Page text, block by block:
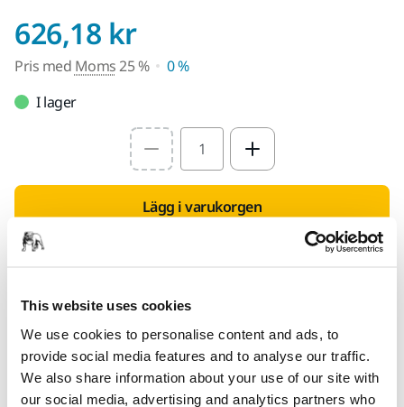
This website uses cookies
We use cookies to personalise content and ads, to
provide social media features and to analyse our traffic.
We also share information about your use of our site with
our social media, advertising and analytics partners who
626,18 krPris med Moms 25
Pris med Moms25 %
0 %
I lager
Select quantity value
Lägg i varukorgen
TILLHANDAHÅLLS FÖR DIG
Leverans inom 3-5 arbetsdagar
Leverans inom Sverige
Fri frakt över 599 kr inkl. moms